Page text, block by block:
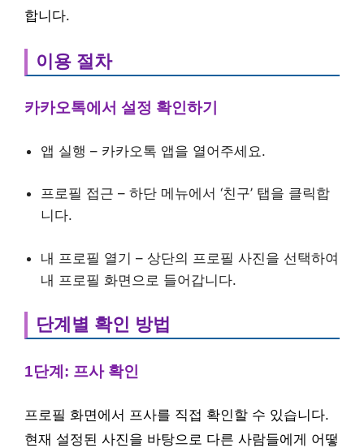
합니다.
이용 절차
카카오톡에서 설정 확인하기
앱 실행 – 카카오톡 앱을 열어주세요.
프로필 접근 – 하단 메뉴에서 ‘친구’ 탭을 클릭합
니다.
내 프로필 열기 – 상단의 프로필 사진을 선택하여
내 프로필 화면으로 들어갑니다.
단계별 확인 방법
1단계: 프사 확인
프로필 화면에서 프사를 직접 확인할 수 있습니다.
현재 설정된 사진을 바탕으로 다른 사람들에게 어떻